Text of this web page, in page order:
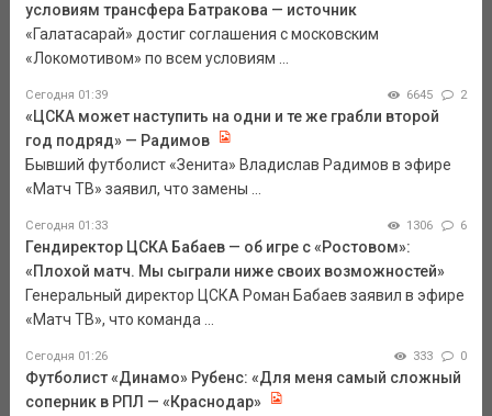
условиям трансфера Батракова — источник
«Галатасарай» достиг соглашения с московским
«Локомотивом» по всем условиям ...
Сегодня 01:39 6645 2
«ЦСКА может наступить на одни и те же грабли второй
год подряд» — Радимов
Бывший футболист «Зенита» Владислав Радимов в эфире
«Матч ТВ» заявил, что замены ...
Сегодня 01:33 1306 6
Гендиректор ЦСКА Бабаев — об игре с «Ростовом»:
«Плохой матч. Мы сыграли ниже своих возможностей»
Генеральный директор ЦСКА Роман Бабаев заявил в эфире
«Матч ТВ», что команда ...
Сегодня 01:26 333 0
Футболист «Динамо» Рубенс: «Для меня самый сложный
соперник в РПЛ — «Краснодар»